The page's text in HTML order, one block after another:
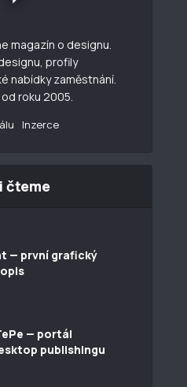
magazín o designu.
profily
nabídky zaměstnání.
roku 2005.
Inzerce
čteme
— první grafický
— portál
publishingu